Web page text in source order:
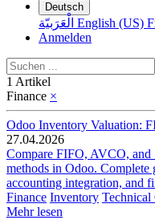
Deutsch
الْعَرَبيّة English (US)
Anmelden
1 Artikel
Finance ×
Odoo Inventory Valuation:
27.04.2026
Compare FIFO, AVCO, and
methods in Odoo.
accounting integration, and
Finance Inventory Technical
Mehr lesen